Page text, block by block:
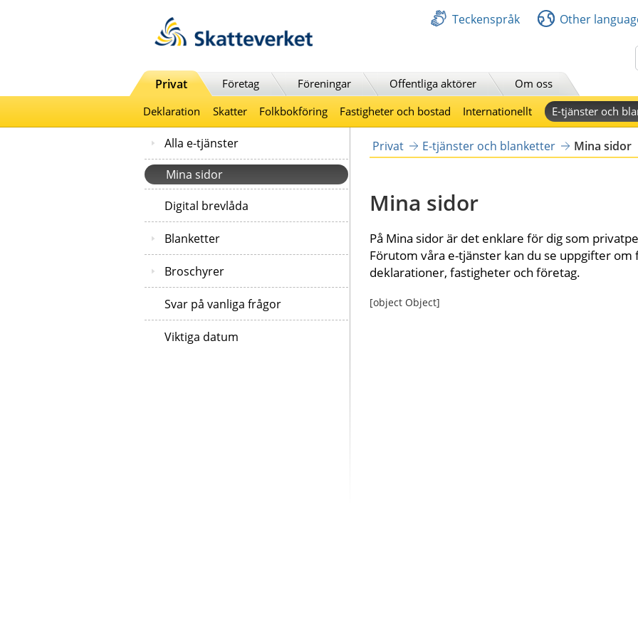
Teckenspråk Other
Privat Företag Föreningar Offentliga aktörer
Om oss
Deklaration
Skatter Folkbokföring Fastigheter och bostad Internationellt E-tjänster och
Alla e-tjänster
Mina sidor
Digital brevlåda
Blanketter
Broschyrer
Svar på vanliga frågor
Viktiga datum
Privat E-tjänster och blanketter Mina sidor
Mina sidor
På Mina sidor är det enklare för dig som
Förutom våra e-tjänster kan du se uppgifter
deklarationer, fastigheter och företag.
[object Object]